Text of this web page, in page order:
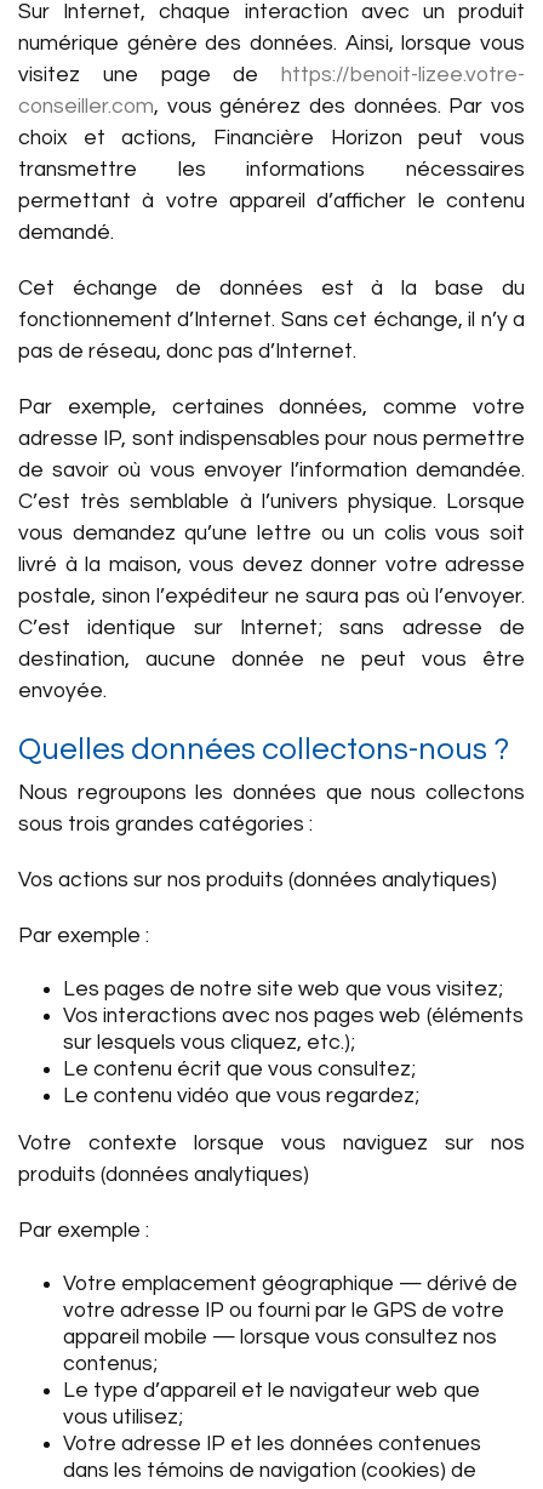
Sur Internet, chaque interaction avec un produit
numérique génère des données. Ainsi, lorsque vous
visitez une page de
https://benoit-lizee.votre-
conseiller.com, vous générez des données. Par vos
choix et actions, Financière Horizon peut vous
transmettre les informations nécessaires
permettant à votre appareil d’afficher le contenu
demandé.
Cet échange de données est à la base du
fonctionnement d’Internet. Sans cet échange, il n’y a
pas de réseau, donc pas d’Internet.
Par exemple, certaines données, comme votre
adresse IP, sont indispensables pour nous permettre
de savoir où vous envoyer l’information demandée.
C’est très semblable à l’univers physique. Lorsque
vous demandez qu’une lettre ou un colis vous soit
livré à la maison, vous devez donner votre adresse
postale, sinon l’expéditeur ne saura pas où l’envoyer.
C’est identique sur Internet; sans adresse de
destination, aucune donnée ne peut vous être
envoyée.
Quelles données collectons-nous ?
Nous regroupons les données que nous collectons
sous trois grandes catégories :
Vos actions sur nos produits (données analytiques)
Par exemple :
Les pages de notre site web que vous visitez;
Vos interactions avec nos pages web (éléments
sur lesquels vous cliquez, etc.);
Le contenu écrit que vous consultez;
Le contenu vidéo que vous regardez;
Votre contexte lorsque vous naviguez sur nos
produits (données analytiques)
Par exemple :
Votre emplacement géographique — dérivé de
votre adresse IP ou fourni par le GPS de votre
appareil mobile — lorsque vous consultez nos
contenus;
Le type d’appareil et le navigateur web que
vous utilisez;
Votre adresse IP et les données contenues
dans les témoins de navigation (cookies) de